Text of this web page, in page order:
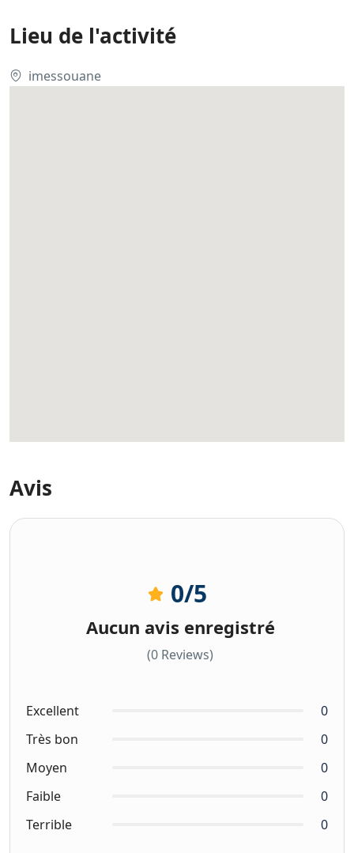
Lieu de l'activité
imessouane
Avis
0/5
Aucun avis enregistré
(0 Reviews)
Excellent
0
Très bon
0
Moyen
0
Faible
0
Terrible
0